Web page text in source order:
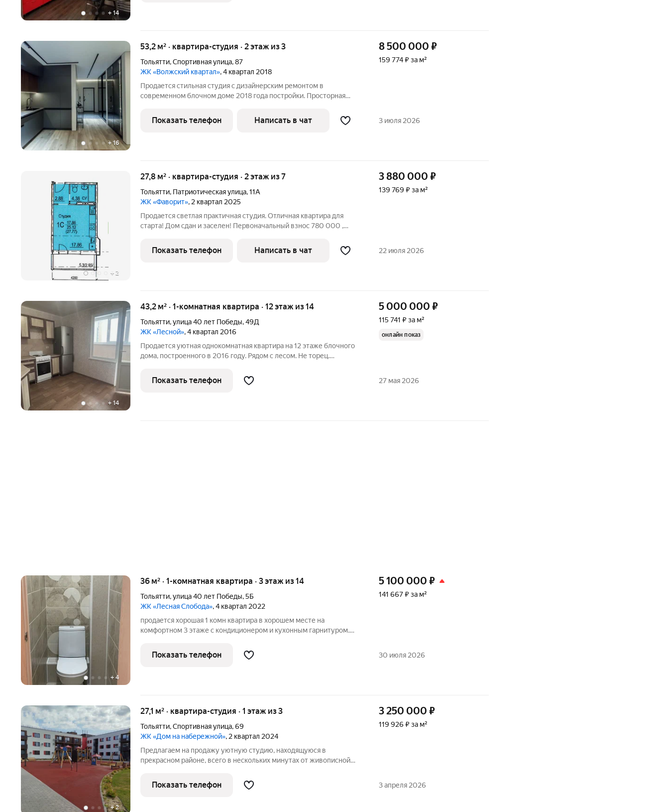
+ 14
+16
53,2 м² · квартира-студия · 2 этаж из 3
Тольятти,Спортивная улица,87
ЖК «Волжский квартал», 4 квартал 2018
Продается стильная студия с дизайнерским ремонтом в
современном блочном доме 2018 года постройки. Просторная
холодильник и посудомоечную машину. В квартире установлены
панорамные окна,
8 500 000 ₽
159 774 ₽ за м²
Показать телефон Написать в чат 3 июля 2026
+ 2
27,8 м² · квартира-студия · 2 этаж из 7
Тольятти, Патриотическая улица,11А
ЖК «Фаворит», 2 квартал 2025
Продается светлая практичная студия. Отличная квартира для
старта! Дом сдан и заселен! Первоначальный взнос 780 000 ,
-Просторная комната 18м2 с выходом на застекленную лоджию;
-Предчистовая
3 880 000 ₽
139 769 ₽ за м²
Показать телефон Написать в чат 22 июля 2026
+ 14
43,2 м² · 1-комнатная квартира · 12 этаж из 14
Тольятти,улица 40 лет Победы,49Д
ЖК «Лесной», 4 квартал 2016
Продается уютная однокомнатная квартира на 12 этаже блочного
дома, построенного в 2016 году. Рядом с лесом. Не торец.
кладовка 3,4 м кв, лоджия 3,4 м кв. Кладовку можно использовать
5 000 000 ₽
115 741 ₽ за м²
онлайн показ
Показать телефон 27 мая 2026
+ 4
36 м² · 1-комнатная квартира · 3 этаж из 14
Тольятти,улица 40 лет Победы,5Б
ЖК «Лесная Слобода», 4 квартал 2022
продается хорошая 1 комн квартира в хорошем месте на
комфортном 3 этаже с кондиционером и кухонным гарнитуром.
места для парковки. Во дворе детская площадка, лес рядом. В 5
минутах ходьбы
5 100 000 ₽
141 667 ₽ за м²
Показать телефон 30 июля 2026
+2
27,1 м² · квартира-студия · 1 этаж из 3
Тольятти,Спортивная улица,69
ЖК «Дом на набережной», 2 квартал 2024
Предлагаем на продажу уютную студию, находящуюся в
прекрасном районе, всего в нескольких минутах от живописной
между комфортной жизнью и природой, ведь ваше будущее
жилье порадует
3 250 000 ₽
119 926 ₽ за м²
Показать телефон 3 апреля 2026